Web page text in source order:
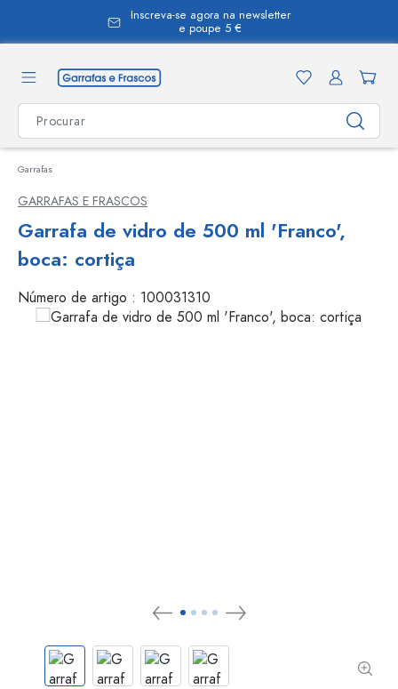
Inscreva-se agora na newsletter
e poupe 5 €
Garrafas
GARRAFAS E FRASCOS
Garrafa de vidro de 500 ml 'Franco',
boca: cortiça
Número de artigo : 100031310